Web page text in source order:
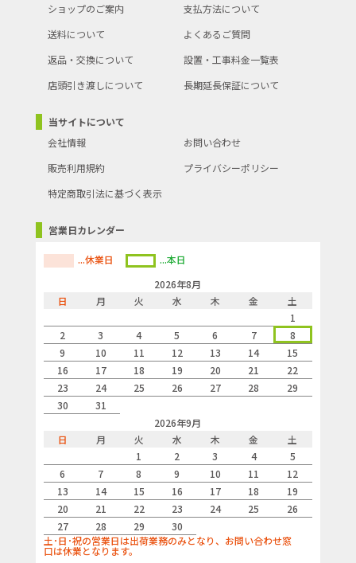
ショップのご案内
支払方法について
送料について
よくあるご質問
返品・交換について
設置・工事料金一覧表
店頭引き渡しについて
長期延長保証について
当サイトについて
会社情報
お問い合わせ
販売利用規約
プライバシーポリシー
特定商取引法に基づく表示
営業日カレンダー
...休業日
...本日
2026年8月
日
月 火 水 木 金
土
1
2
3 4 5 6 7
8
9
10 11 12 13 14
15
16
17 18 19 20 21
22
23
24 25 26 27 28
29
30
31
2026年9月
日
月 火 水 木 金
土
1
2 3 4
5
6
7 8 9 10 11
12
13
14 15 16 17 18
19
20
21 22 23 24 25
26
27
28 29
30
土･日･祝の営業日は出荷業務のみとなり、お問い合わせ窓
口は休業となります。